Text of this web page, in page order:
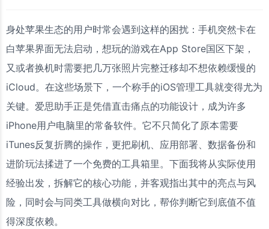
身处苹果生态的用户时常会遇到这样的困扰：手机突然卡在
白苹果界面无法启动，想玩的游戏在App Store国区下架，
又或者换机时需要把几万张照片完整迁移却不想依赖缓慢的
iCloud。在这些场景下，一个称手的iOS管理工具就变得尤为
关键。爱思助手正是凭借直击痛点的功能设计，成为许多
iPhone用户电脑里的常备软件。它不只简化了原本需要
iTunes反复折腾的操作，更把刷机、应用部署、数据备份和
进阶玩法揉进了一个免费的工具箱里。下面我将从实际使用
经验出发，拆解它的核心功能，并客观指出其中的亮点与风
险，同时会与同类工具做横向对比，帮你判断它到底值不值
得深度依赖。